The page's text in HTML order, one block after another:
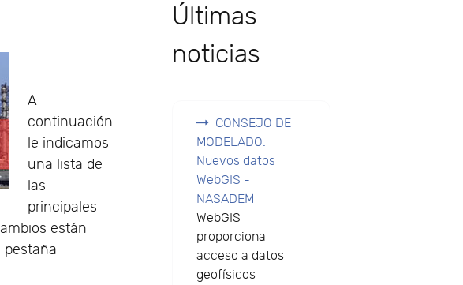
A
continuación
le indicamos
una lista de
las
principales
están
pestaña
Últimas
noticias
CONSEJO DE
MODELADO:
Nuevos datos
WebGIS -
NASADEM
WebGIS
proporciona
acceso a datos
geofísicos